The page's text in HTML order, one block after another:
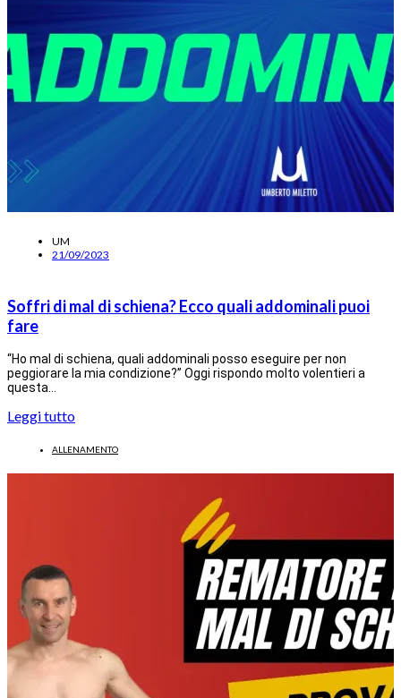
UM
21/09/2023
Soffri di mal di schiena? Ecco quali addominali puoi
fare
“Ho mal di schiena, quali addominali posso eseguire per non
peggiorare la mia condizione?” Oggi rispondo molto volentieri a
questa…
Leggi tutto
ALLENAMENTO